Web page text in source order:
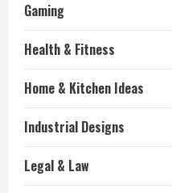
Gaming
Health & Fitness
Home & Kitchen Ideas
Industrial Designs
Legal & Law